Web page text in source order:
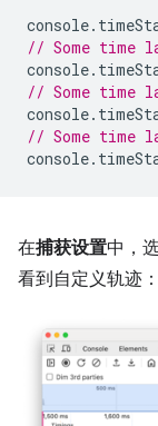
console.
// Some time
console.
// Some time
console.
// Some time
console.
在捕获设置中，
看到自定义轨迹：